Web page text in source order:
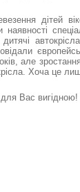
дітей
але
Хоча це
Вас вигідною!